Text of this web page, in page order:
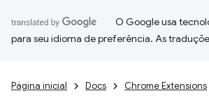
O Google usa
para seu idioma de preferência. As
Página inicial Docs Chrome Extensions